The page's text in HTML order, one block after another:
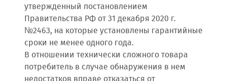
утвержденный постановлением
Правительства РФ от 31 декабря 2020 г.
№2463, на которые установлены гарантийные
сроки не менее одного года.
В отношении технически сложного товара
потребитель в случае обнаружения в нем